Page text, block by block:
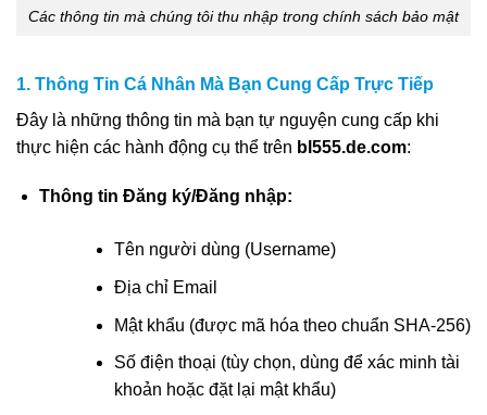
Các thông tin mà chúng tôi thu nhập trong chính sách bảo mật
1. Thông Tin Cá Nhân Mà Bạn Cung Cấp Trực Tiếp
Đây là những thông tin mà bạn tự nguyện cung cấp khi
thực hiện các hành động cụ thể trên bl555.de.com:
Thông tin Đăng ký/Đăng nhập:
Tên người dùng (Username)
Địa chỉ Email
Mật khẩu (được mã hóa theo chuẩn SHA-256)
Số điện thoại (tùy chọn, dùng để xác minh tài
khoản hoặc đặt lại mật khẩu)